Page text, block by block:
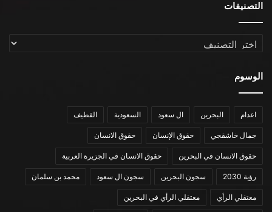
التصنيفات
التصنيفات
الوسوم
اعدام البحرين ال سعود السعودية القطيف
جمال خاشقجي حقوق الإنسان حقوق الانسان
حقوق الانسان في البحرين حقوق الانسان في الجزيرة العربية
رؤية 2030 سجون البحرين سجون ال سعود محمد بن سلمان
معتقلي الرأي معتقلي الرأي في البحرين